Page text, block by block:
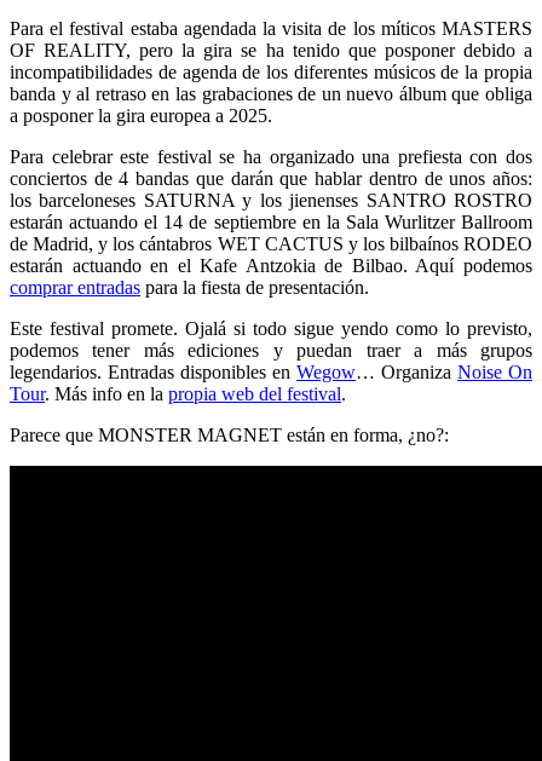
Para el festival estaba agendada la visita de los míticos MASTERS
OF REALITY, pero la gira se ha tenido que posponer debido a
incompatibilidades de agenda de los diferentes músicos de la propia
banda y al retraso en las grabaciones de un nuevo álbum que obliga
a posponer la gira europea a 2025.
Para celebrar este festival se ha organizado una prefiesta con dos
conciertos de 4 bandas que darán que hablar dentro de unos años:
los barceloneses SATURNA y los jienenses SANTRO ROSTRO
estarán actuando el 14 de septiembre en la Sala Wurlitzer Ballroom
de Madrid, y los cántabros WET CACTUS y los bilbaínos RODEO
estarán actuando en el Kafe Antzokia de Bilbao. Aquí podemos
comprar entradas para la fiesta de presentación.
Este festival promete. Ojalá si todo sigue yendo como lo previsto,
podemos tener más ediciones y puedan traer a más grupos
legendarios. Entradas disponibles en Wegow… Organiza Noise On
Tour. Más info en la propia web del festival.
Parece que MONSTER MAGNET están en forma, ¿no?: